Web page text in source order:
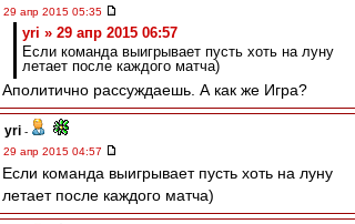
29 апр 2015 05:35
yri » 29 апр 2015 06:57
Если команда выигрывает пусть хоть на луну
летает после каждого матча)
Аполитично рассуждаешь. А как же Игра?
yri -
29 апр 2015 04:57
Если команда выигрывает пусть хоть на луну
летает после каждого матча)